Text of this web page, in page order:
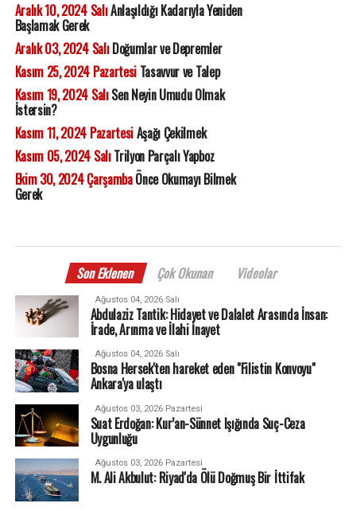
Aralık 10, 2024 SalıAnlaşıldığı Kadarıyla Yeniden
Başlamak Gerek
Aralık 03, 2024 SalıDoğumlar ve Depremler
Kasım 25, 2024 PazartesiTasavvur ve Talep
Kasım 19, 2024 SalıSen Neyin Umudu Olmak
İstersin?
Kasım 11, 2024 PazartesiAşağı Çekilmek
Kasım 05, 2024 SalıTrilyon Parçalı Yapboz
Ekim 30, 2024 ÇarşambaÖnce Okumayı Bilmek
Gerek
Son Eklenen Çok Okunan Videolar
Ağustos 04, 2026 Salı
Abdulaziz Tantik: Hidayet ve Dalalet Arasında İnsan:
İrade, Arınma ve İlahi İnayet
Ağustos 04, 2026 Salı
Bosna Hersek'ten hareket eden "Filistin Konvoyu"
Ankara'ya ulaştı
Ağustos 03, 2026 Pazartesi
Suat Erdoğan: Kur’an-Sünnet Işığında Suç-Ceza
Uygunluğu
Ağustos 03, 2026 Pazartesi
M. Ali Akbulut: Riyad'da Ölü Doğmuş Bir İttifak